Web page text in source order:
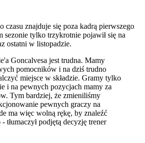
czasu znajduje się poza kadrą pierwszego
sezonie tylko trzykrotnie pojawił się na
ostatni w listopadzie.
Goncalvesa jest trudna. Mamy
pomocników i na dziś trudno
miejsce w składzie. Gramy tylko
i na pewnych pozycjach mamy za
Tym bardziej, że zmieniliśmy
pewnych graczy na
ma więc wolną rękę, by znaleźć
tłumaczył podjętą decyzję trener